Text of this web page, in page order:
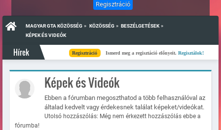
Regisztráció
MAGYAR GTA KÖZÖSSÉG » KÖZÖSSÉG » BESZÉLGETÉSEK »
KÉPEK ÉS VIDEÓK
Hírek Regisztráció Ismerd meg a regisztáció előnyeit.Regisztálok!
Képek és Videók
Ebben a fórumban megoszthatod a több felhasználóval az
általad kedvelt vagy érdekesnek találat képeket/videókat.
Utolsó hozzászólás: Még nem érkezett hozzászólás ebbe a
fórumba!